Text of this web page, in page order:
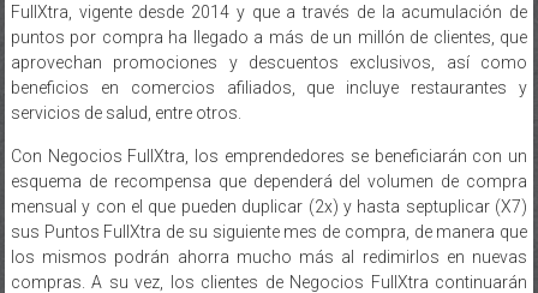
FullXtra, vigente desde 2014 y que a través de la acumulación de
puntos por compra ha llegado a más de un millón de clientes, que
aprovechan promociones y descuentos exclusivos, así como
beneficios en comercios afiliados, que incluye restaurantes y
servicios de salud, entre otros.
Con Negocios FullXtra, los emprendedores se beneficiarán con un
esquema de recompensa que dependerá del volumen de compra
mensual y con el que pueden duplicar (2x) y hasta septuplicar (X7)
sus Puntos FullXtra de su siguiente mes de compra, de manera que
los mismos podrán ahorra mucho más al redimirlos en nuevas
compras. A su vez, los clientes de Negocios FullXtra continuarán